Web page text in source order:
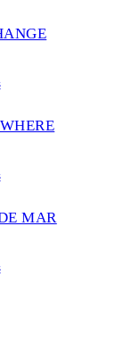
MAR